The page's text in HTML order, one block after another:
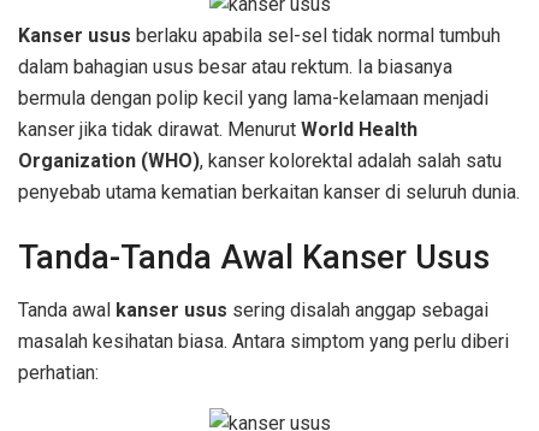
Kanser usus berlaku apabila sel-sel tidak normal tumbuh
dalam bahagian usus besar atau rektum. Ia biasanya
bermula dengan polip kecil yang lama-kelamaan menjadi
kanser jika tidak dirawat. Menurut World Health
Organization (WHO), kanser kolorektal adalah salah satu
penyebab utama kematian berkaitan kanser di seluruh dunia.
Tanda-Tanda Awal Kanser Usus
Tanda awal kanser usus sering disalah anggap sebagai
masalah kesihatan biasa. Antara simptom yang perlu diberi
perhatian: